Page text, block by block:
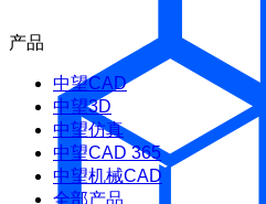
产品
中望CAD
中望3D
中望仿真
中望CAD 365
中望机械CAD
全部产品